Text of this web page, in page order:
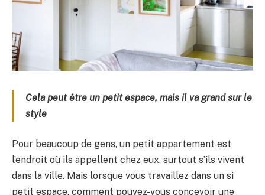
Cela peut être un petit espace, mais il va grand sur le
style
Pour beaucoup de gens, un petit appartement est
l’endroit où ils appellent chez eux, surtout s’ils vivent
dans la ville. Mais lorsque vous travaillez dans un si
petit espace, comment pouvez-vous concevoir une